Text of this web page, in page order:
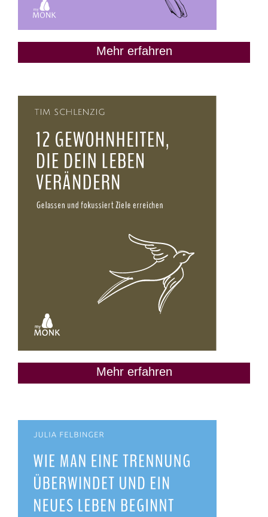
Mehr erfahren
Mehr erfahren